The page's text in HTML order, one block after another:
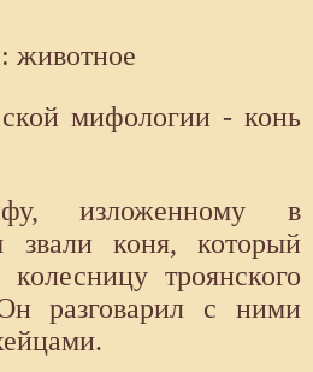
животное
мифологии - конь
изложенному в
коня, который
троянского
разговарил с ними